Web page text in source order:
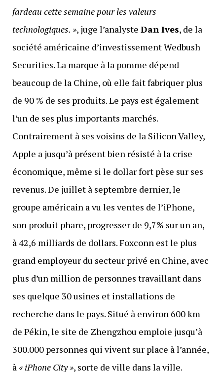
fardeau cette semaine pour les valeurs
technologiques. », juge l’analyste Dan Ives, de la
société américaine d’investissement Wedbush
Securities. La marque à la pomme dépend
beaucoup de la Chine, où elle fait fabriquer plus
de 90 % de ses produits. Le pays est également
l’un de ses plus importants marchés.
Contrairement à ses voisins de la Silicon Valley,
Apple a jusqu’à présent bien résisté à la crise
économique, même si le dollar fort pèse sur ses
revenus. De juillet à septembre dernier, le
groupe américain a vu les ventes de l’iPhone,
son produit phare, progresser de 9,7% sur un an,
à 42,6 milliards de dollars. Foxconn est le plus
grand employeur du secteur privé en Chine, avec
plus d’un million de personnes travaillant dans
ses quelque 30 usines et installations de
recherche dans le pays. Situé à environ 600 km
de Pékin, le site de Zhengzhou emploie jusqu’à
300.000 personnes qui vivent sur place à l’année,
à « iPhone City », sorte de ville dans la ville.